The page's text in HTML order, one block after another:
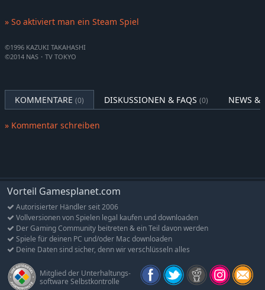
Yu-Gi-Oh! Duelist Kingdom
» So aktiviert man ein Steam Spiel
©1996 KAZUKI TAKAHASHI
©2014 NAS・TV TOKYO
KOMMENTARE (0) DISKUSSIONEN & FAQS (0) NEWS &
» Kommentar schreiben
Vorteil Gamesplanet.com
Autorisierter Händler seit 2006
Vollversionen von Spielen legal kaufen und downloaden
Der Gaming Community beitreten & ein Teil davon werden
Spiele für deinen PC und/oder Mac downloaden
Deine Daten sind sicher, denn wir verschlüsseln alles
Mitglied der Unterhaltungs-
software Selbstkontrolle